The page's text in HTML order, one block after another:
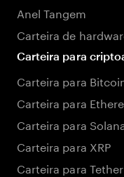
Anel Tangem
Carteira de
Carteira para
Carteira para
Carteira para
Carteira para
Carteira para XRP
Carteira para Tether